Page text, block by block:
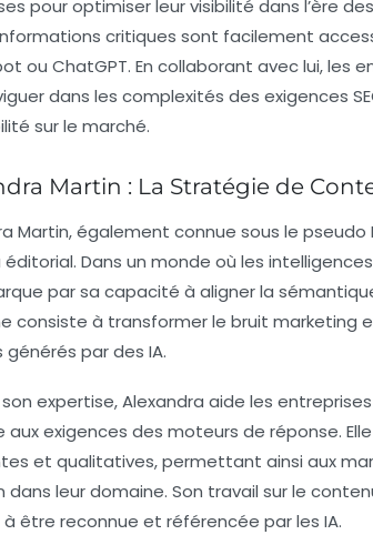
pour optimiser leur visibilité dans l’ère
critiques sont facilement
ou ChatGPT. En collaborant avec lui, les
dans les complexités des exigences
sur le marché.
Martin : La Stratégie de
Martin, également connue sous le pseudo
Dans un monde où les
par sa capacité à aligner la
consiste à transformer le bruit marketing
générés par des IA.
expertise, Alexandra aide les
exigences des moteurs de réponse.
et qualitatives, permettant ainsi aux
dans leur domaine. Son travail sur le
être reconnue et référencée par les IA.